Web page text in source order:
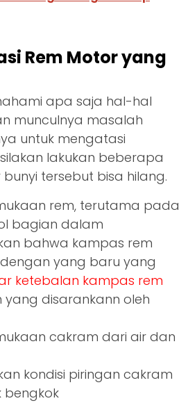
Rem Motor yang
apa saja hal-hal
munculnya masalah
untuk mengatasi
lakukan beberapa
tersebut bisa hilang.
rem, terutama pada
bagian dalam
bahwa kampas rem
yang baru yang
ketebalan kampas rem
yang disarankann oleh
cakram dari air dan
kondisi piringan cakram